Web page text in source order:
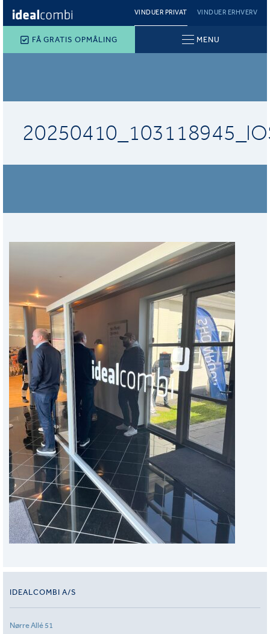
VINDUER PRIVAT VINDUER ERHVERV
FÅ GRATIS OPMÅLING MENU
IDEALCOMBI A/S
Nørre Allé 51